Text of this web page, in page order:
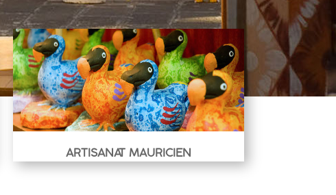
ARTISANAT MAURICIEN